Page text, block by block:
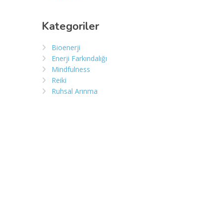
Kategoriler
Bioenerji
Enerji Farkındalığı
Mindfulness
Reiki
Ruhsal Arınma